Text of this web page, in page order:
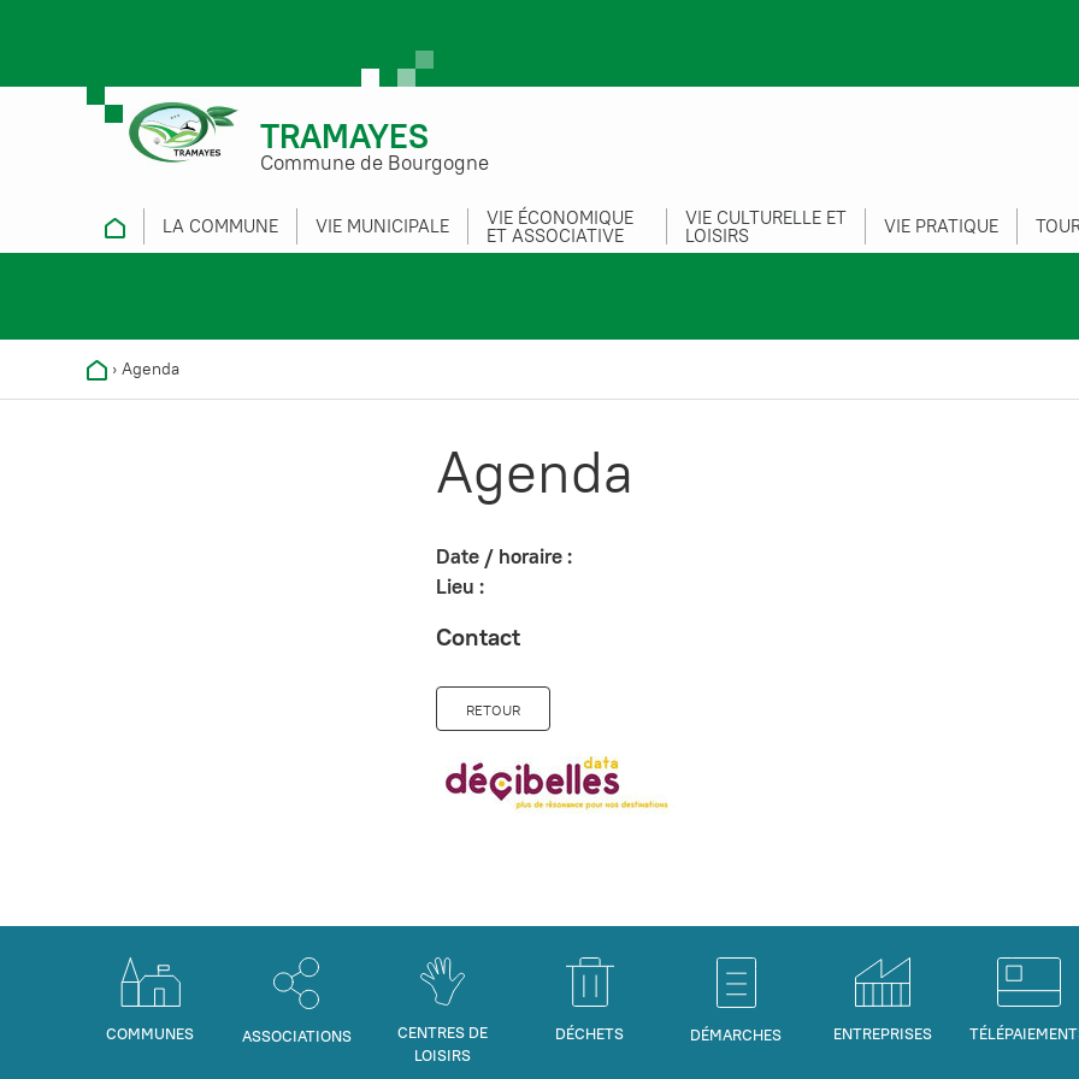
TRAMAYES
Commune de Bourgogne
LA COMMUNE VIE MUNICIPALE VIE ÉCONOMIQUE
ET ASSOCIATIVE
VIE CULTURELLE ET
LOISIRS VIE PRATIQUE
› Agenda
Agenda
Date / horaire :
Lieu :
Contact
RETOUR
COMMUNES ASSOCIATIONS
CENTRES DE
LOISIRS
DÉCHETS DÉMARCHES ENTREPRISES